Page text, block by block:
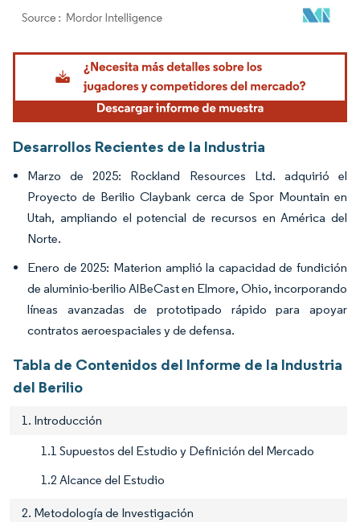
Imagen © Mordor Intelligence. El uso requiere atribución según CC BY 4.0.
Desarrollos Recientes de la Industria
Marzo de 2025: Rockland Resources Ltd. adquirió el
Proyecto de Berilio Claybank cerca de Spor Mountain en
Utah, ampliando el potencial de recursos en América del
Norte.
Enero de 2025: Materion amplió la capacidad de fundición
de aluminio-berilio AlBeCast en Elmore, Ohio, incorporando
líneas avanzadas de prototipado rápido para apoyar
contratos aeroespaciales y de defensa.
Tabla de Contenidos del Informe de la Industria
del Berilio
1. Introducción
1.1 Supuestos del Estudio y Definición del Mercado
1.2 Alcance del Estudio
2. Metodología de Investigación